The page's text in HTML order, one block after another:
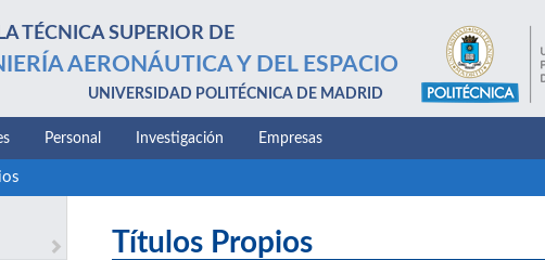
TÉCNICA SUPERIOR DE
AERONÁUTICA Y DEL ESPACIO
UNIVERSIDAD POLITÉCNICA DE MADRID
Personal Investigación Empresas
Títulos Propios